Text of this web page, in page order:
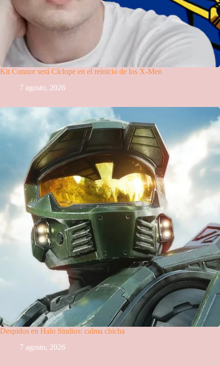
Kit Connor será Cíclope en el reinicio de los X-Men
7 agosto, 2026
Despidos en Halo Studios: calma chicha
7 agosto, 2026